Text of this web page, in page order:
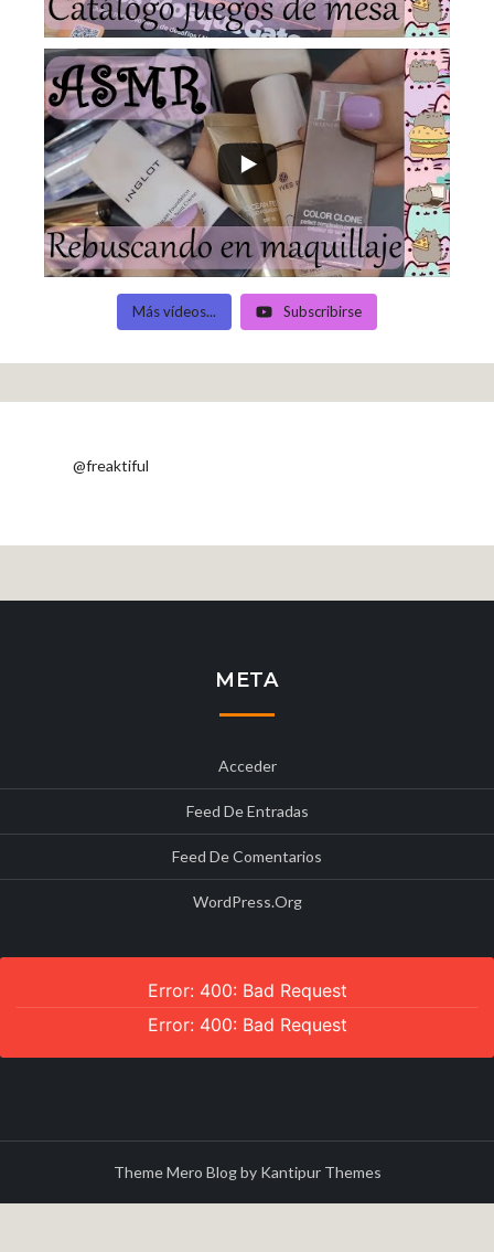
Más vídeos... Subscribirse
@freaktiful
META
Acceder
Feed De Entradas
Feed De Comentarios
WordPress.org
Error: 400: Bad Request
Error: 400: Bad Request
Theme Mero Blog by Kantipur Themes